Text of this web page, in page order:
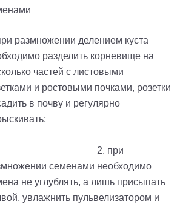
размножении делением куста
разделить корневище на
частей с листовыми
и ростовыми почками, розетки
в почву и регулярно
при
семенами необходимо
не углублять, а лишь присыпать
увлажнить пульвелизатором и